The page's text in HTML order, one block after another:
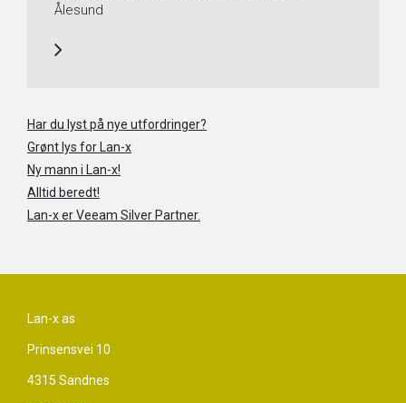
Ålesund
Har du lyst på nye utfordringer?
Grønt lys for Lan-x
Ny mann i Lan-x!
Alltid beredt!
Lan-x er Veeam Silver Partner.
Lan-x as
Prinsensvei 10
4315 Sandnes